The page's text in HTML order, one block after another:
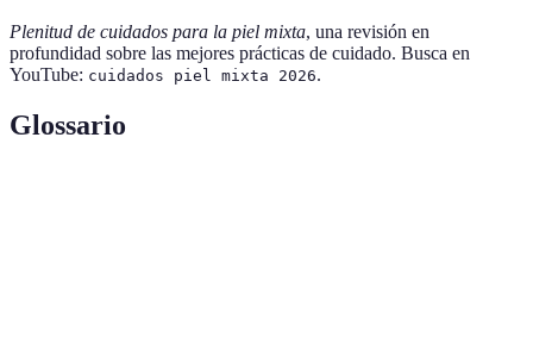
Plenitud de cuidados para la piel mixta, una revisión en
profundidad sobre las mejores prácticas de cuidado. Busca en
YouTube: cuidados piel mixta 2026.
Glossario